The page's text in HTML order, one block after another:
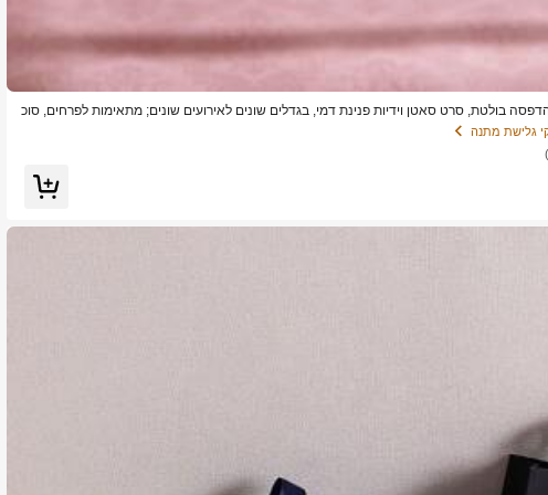
בולטת, סרט סאטן וידיות פנינת דמי, בגדלים שונים לאירועים שונים; מתאימות לפרחים, סוכ
שילוב של אמנות הדפסה בולטת מעודנת ותפקוד אריזה פרקטי
גלישת מתנה